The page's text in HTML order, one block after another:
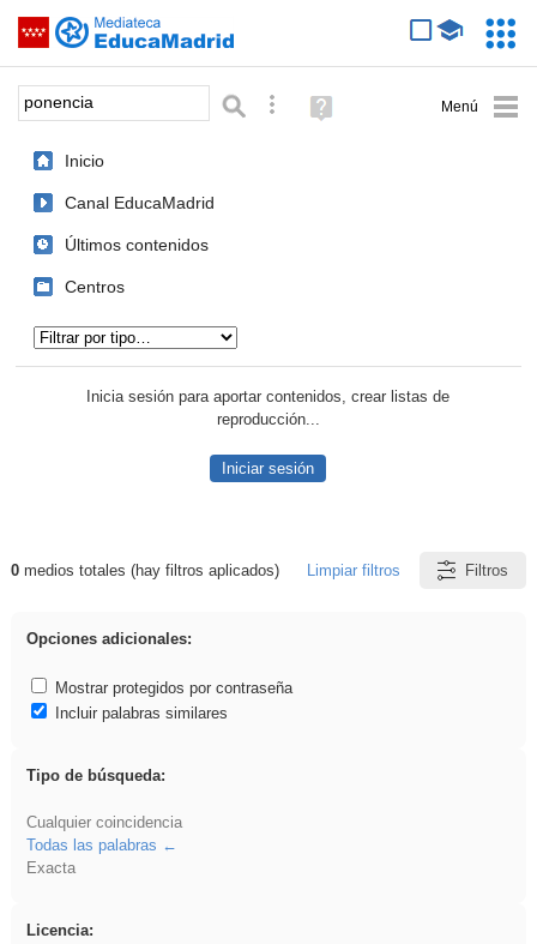
Saltar navegación
Palabra o frase: Búsqueda avanzada
Ayuda
(en
Inicio
Canal EducaMadrid
Últimos contenidos
Centros
Inicia sesión para aportar contenidos, crear listas de
reproducción...
Iniciar sesión
Resultados de: ponencia
0medios totales (hay filtros aplicados) Limpiar filtros Filtros
Opciones adicionales:
Mostrar protegidos por contraseña
Incluir palabras similares
Tipo de búsqueda:
Cualquier coincidencia
Todas las palabras
Exacta
Licencia: